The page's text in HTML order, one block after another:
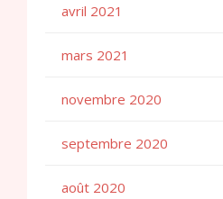
avril 2021
mars 2021
novembre 2020
septembre 2020
août 2020